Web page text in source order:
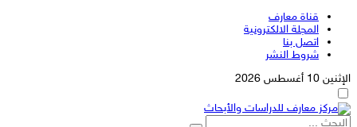
قناة معارف
المجلة الالكترونية
اتصل بنا
شروط النشر
الإثنين 10 أغسطس 2026